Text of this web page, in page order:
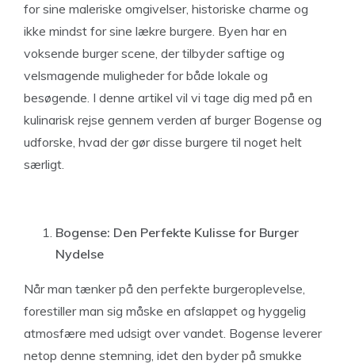
for sine maleriske omgivelser, historiske charme og
ikke mindst for sine lækre burgere. Byen har en
voksende burger scene, der tilbyder saftige og
velsmagende muligheder for både lokale og
besøgende. I denne artikel vil vi tage dig med på en
kulinarisk rejse gennem verden af burger Bogense og
udforske, hvad der gør disse burgere til noget helt
særligt.
Bogense: Den Perfekte Kulisse for Burger
Nydelse
Når man tænker på den perfekte burgeroplevelse,
forestiller man sig måske en afslappet og hyggelig
atmosfære med udsigt over vandet. Bogense leverer
netop denne stemning, idet den byder på smukke